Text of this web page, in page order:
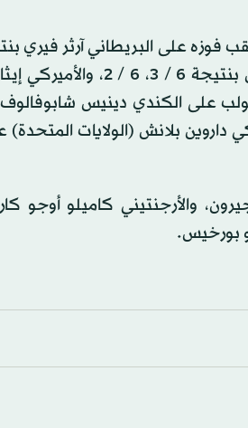
انتصر الفرنسي أدريان مانارينو على
ألكسندر مولر 6 / 4، 6 / 2، والأميركي داروين بلانش
والأرجنتيني كاميلو أوجو
بورخيس.